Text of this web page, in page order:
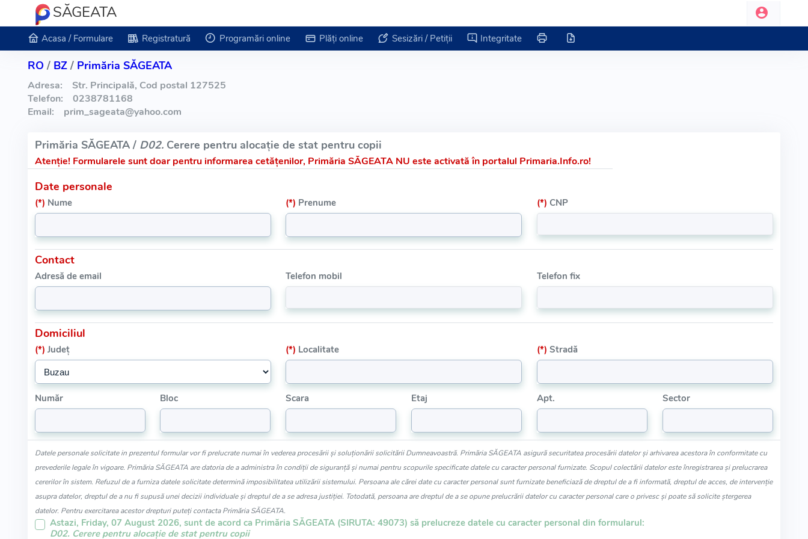
SĂGEATA
Acasa / Formulare Registratură Programări online Plăți online Sesizări / Petiții Integritate
RO / BZ/ Primăria SĂGEATA
Adresa:
Str. Principală, Cod postal 127525
Telefon:
0238781168
Email:
prim_sageata@yahoo.com
Primăria SĂGEATA / D02.Cerere pentru alocație de stat pentru copii
Atenție! Formularele sunt doar pentru informarea cetățenilor, Primăria SĂGEATA NU este activată în portalul Primaria.Info.ro!
Date personale
(*) Nume (*) Prenume (*) CNP
Contact
Adresă de email Telefon mobil Telefon fix
Domiciliul
(*) Județ (*) Localitate (*) Stradă
Număr Bloc Scara Etaj Apt. Sector
Datele personale solicitate in prezentul formular vor fi prelucrate numai în vederea procesării și soluționării solicitării Dumneavoastră. Primăria SĂGEATA asigură securitatea procesării datelor și arhivarea acestora în conformitate cu
prevederile legale în vigoare. Primăria SĂGEATA are datoria de a administra în condiții de siguranță și numai pentru scopurile specificate datele cu caracter personal furnizate. Scopul colectării datelor este înregistrarea și prelucrarea
cererilor în sistem. Refuzul de a furniza datele solicitate determină imposibilitatea utilizării sistemului. Persoana ale cărei date cu caracter personal sunt furnizate beneficiază de dreptul de a fi informată, dreptul de acces, de intervenție
asupra datelor, dreptul de a nu fi supusă unei decizii individuale și dreptul de a se adresa justiției. Totodată, persoana are dreptul de a se opune prelucrării datelor cu caracter personal care o privesc și poate să solicite ștergerea
datelor. Pentru exercitarea acestor drepturi puteți contacta Primăria SĂGEATA.
Astazi, Friday, 07 August 2026, sunt de acord ca Primăria SĂGEATA (SIRUTA: 49073) să prelucreze datele cu caracter personal din formularul:
D02. Cerere pentru alocație de stat pentru copii